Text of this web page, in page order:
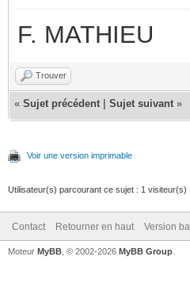
F. MATHIEU
Trouver
« Sujet précédent Sujet suivant »
Voir une version imprimable
Utilisateur(s) parcourant ce sujet : 1 visiteur(s)
Contact Retourner en haut Version
Moteur MyBB , © 2002-2026 MyBB Group